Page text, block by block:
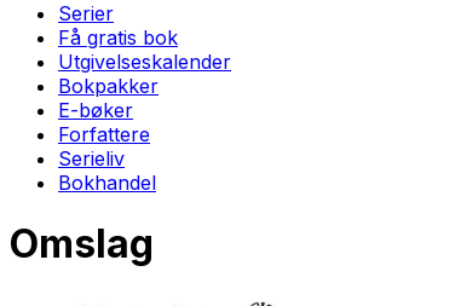
Serier
Få gratis bok
Utgivelseskalender
Bokpakker
E-bøker
Forfattere
Serieliv
Bokhandel
Omslag